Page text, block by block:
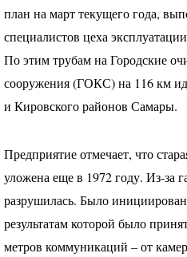
план на март текущего года,
специалистов цеха
По этим трубам на Городские
сооружения (ГОКС) на 116 км
и Кировского районов Самары.
Предприятие отмечает, что
уложена еще в 1972 году. Из-за
разрушилась. Было
результатам которой было
метров коммуникаций – от